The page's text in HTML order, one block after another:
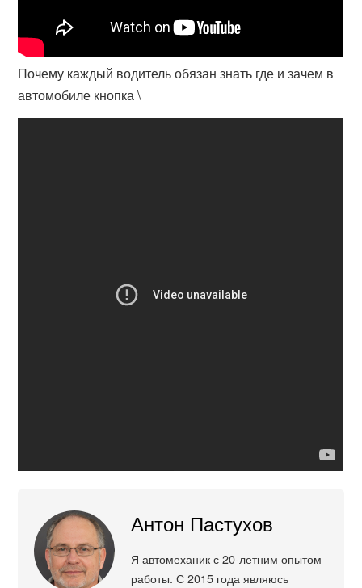
Почему каждый водитель обязан знать где и зачем в
автомобиле кнопка \
Антон Пастухов
Я автомеханик с 20-летним опытом
работы. С 2015 года являюсь